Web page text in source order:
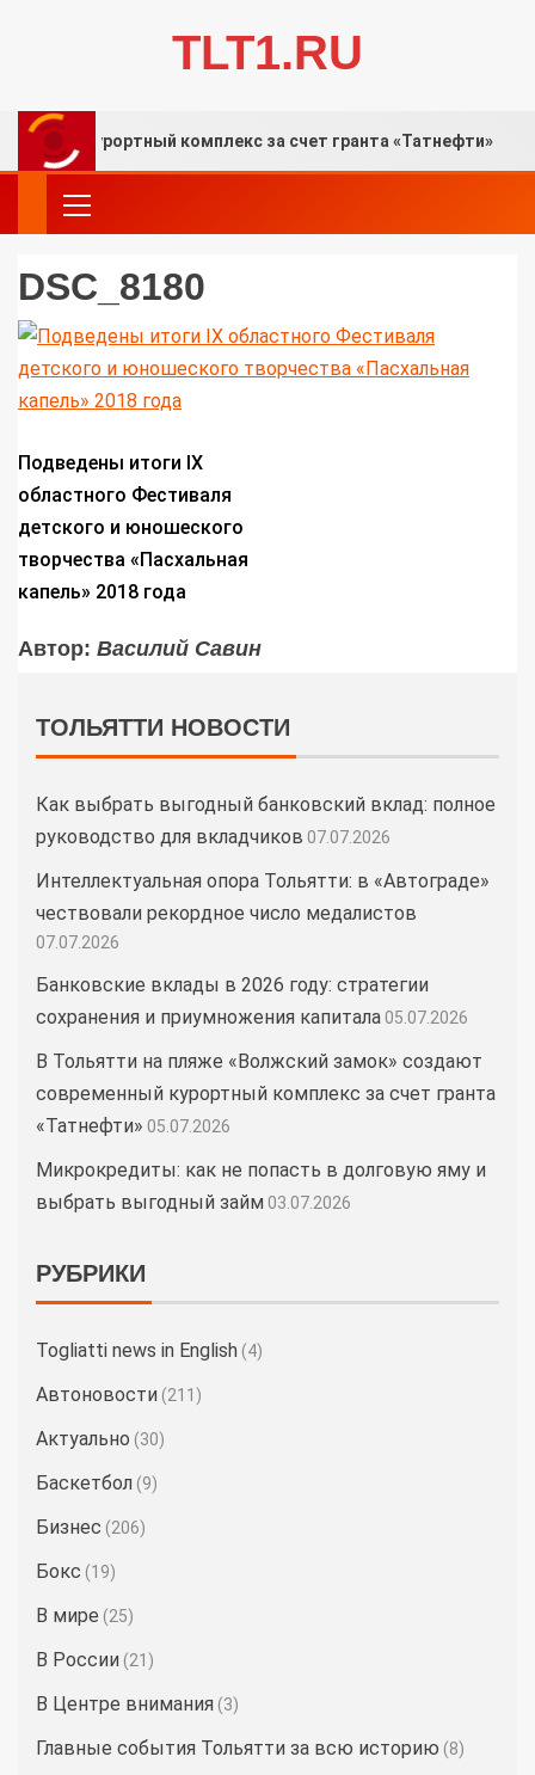
TLT1.RU
курортный комплекс за счет гранта «Татнефти»
DSC_8180
Подведены итоги IX
областного Фестиваля
детского и юношеского
творчества «Пасхальная
капель» 2018 года
Автор: Василий Савин
ТОЛЬЯТТИ НОВОСТИ
Как выбрать выгодный банковский вклад: полное
руководство для вкладчиков 07.07.2026
Интеллектуальная опора Тольятти: в «Автограде»
чествовали рекордное число медалистов
07.07.2026
Банковские вклады в 2026 году: стратегии
сохранения и приумножения капитала05.07.2026
В Тольятти на пляже «Волжский замок» создают
современный курортный комплекс за счет гранта
«Татнефти» 05.07.2026
Микрокредиты: как не попасть в долговую яму и
выбрать выгодный займ 03.07.2026
РУБРИКИ
Togliatti news in English (4)
Автоновости (211)
Актуально (30)
Баскетбол (9)
Бизнес (206)
Бокс (19)
В мире (25)
В России (21)
В Центре внимания (3)
Главные события Тольятти за всю историю (8)